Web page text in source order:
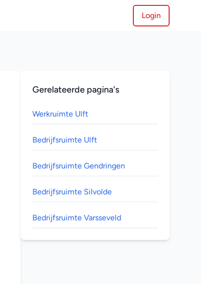
Login
Gerelateerde pagina's
Werkruimte Ulft
Bedrijfsruimte Ulft
Bedrijfsruimte Gendringen
Bedrijfsruimte Silvolde
Bedrijfsruimte Varsseveld